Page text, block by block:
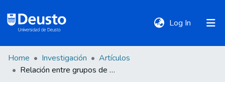
Log In (current)
DeustoTeka
Home Investigación
Artículos
Relación entre grupos de WhatsApp y participación familiar en centros educativos